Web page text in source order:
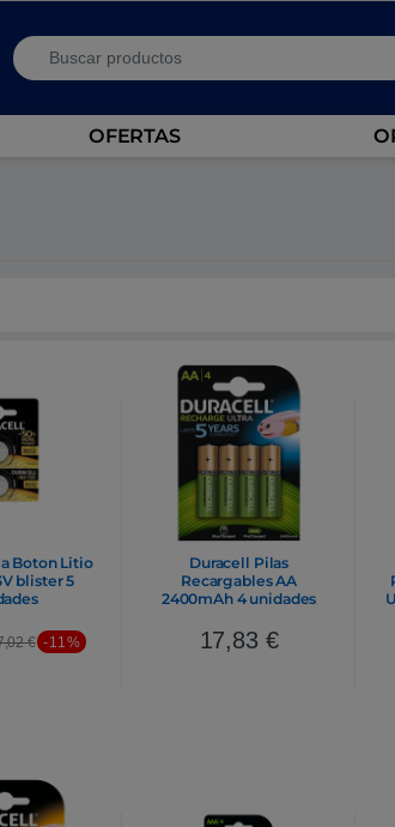
Search for:
OFERTAS
Boton Litio
blister 5
€ -11%
Duracell Pilas
Recargables AA
2400mAh 4 unidades
17,83 €